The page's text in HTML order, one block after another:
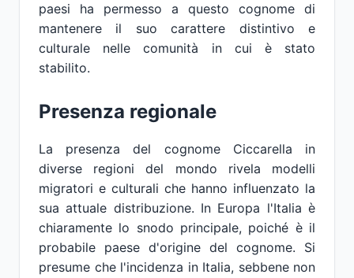
paesi ha permesso a questo cognome di
mantenere il suo carattere distintivo e
culturale nelle comunità in cui è stato
stabilito.
Presenza regionale
La presenza del cognome Ciccarella in
diverse regioni del mondo rivela modelli
migratori e culturali che hanno influenzato la
sua attuale distribuzione. In Europa l'Italia è
chiaramente lo snodo principale, poiché è il
probabile paese d'origine del cognome. Si
presume che l'incidenza in Italia, sebbene non